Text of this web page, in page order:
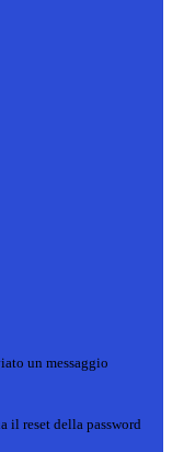
un messaggio
il reset della password